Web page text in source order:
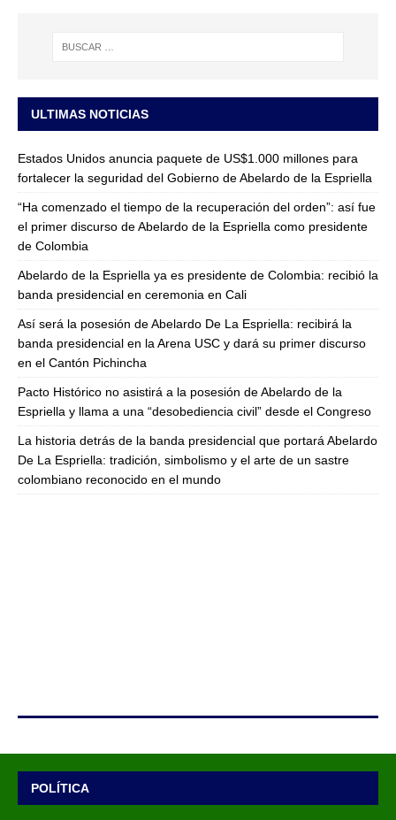
ULTIMAS NOTICIAS
Estados Unidos anuncia paquete de US$1.000 millones para
fortalecer la seguridad del Gobierno de Abelardo de la Espriella
“Ha comenzado el tiempo de la recuperación del orden”: así fue
el primer discurso de Abelardo de la Espriella como presidente
de Colombia
Abelardo de la Espriella ya es presidente de Colombia: recibió la
banda presidencial en ceremonia en Cali
Así será la posesión de Abelardo De La Espriella: recibirá la
banda presidencial en la Arena USC y dará su primer discurso
en el Cantón Pichincha
Pacto Histórico no asistirá a la posesión de Abelardo de la
Espriella y llama a una “desobediencia civil” desde el Congreso
La historia detrás de la banda presidencial que portará Abelardo
De La Espriella: tradición, simbolismo y el arte de un sastre
colombiano reconocido en el mundo
POLÍTICA